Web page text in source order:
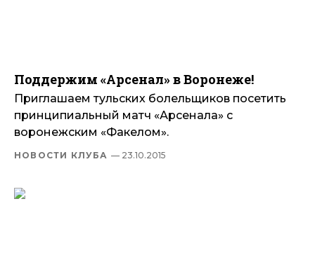
Поддержим «Арсенал» в Воронеже!
Приглашаем тульских болельщиков посетить
принципиальный матч «Арсенала» с
воронежским «Факелом».
НОВОСТИ КЛУБА — 23.10.2015